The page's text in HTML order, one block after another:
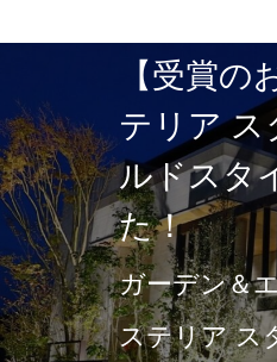
【受賞の
テリア ス
ルドスタ
た！
ガーデン＆
ステリア ス